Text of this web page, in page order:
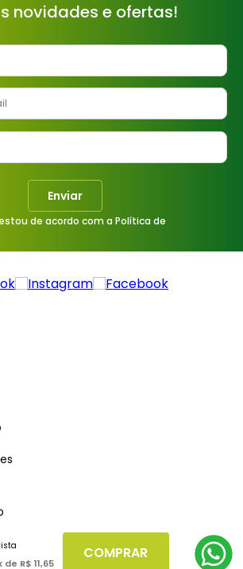
de R$ 11,65
COMPRAR
novidades e ofertas!
Enviar
de acordo com a Política de